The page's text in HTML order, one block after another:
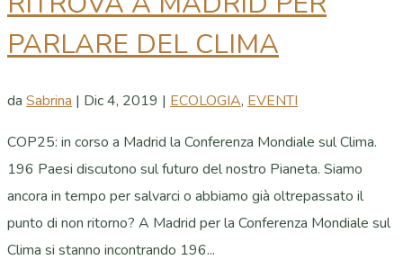
PARLARE DEL CLIMA
da Sabrina | Dic 4, 2019 | ECOLOGIA, EVENTI
COP25: in corso a Madrid la Conferenza Mondiale sul Clima.
196 Paesi discutono sul futuro del nostro Pianeta. Siamo
ancora in tempo per salvarci o abbiamo già oltrepassato il
punto di non ritorno? A Madrid per la Conferenza Mondiale sul
Clima si stanno incontrando 196...